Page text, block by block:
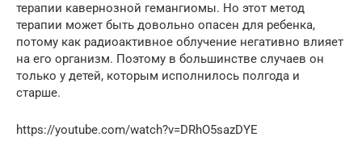
терапии кавернозной гемангиомы. Но этот метод
терапии может быть довольно опасен для ребенка,
потому как радиоактивное облучение негативно влияет
на его организм. Поэтому в большинстве случаев он
только у детей, которым исполнилось полгода и
старше.
https://youtube.com/watch?v=DRhO5sazDYE